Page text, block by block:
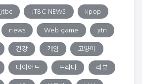
jtbc JTBC NEWS kpop
news Web game ytn
건강 게임 고양이
다이어트 드라마 리뷰